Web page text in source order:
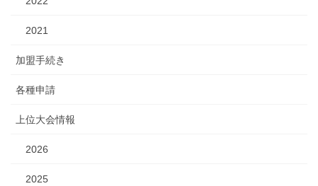
2021
加盟手続き
各種申請
上位大会情報
2026
2025